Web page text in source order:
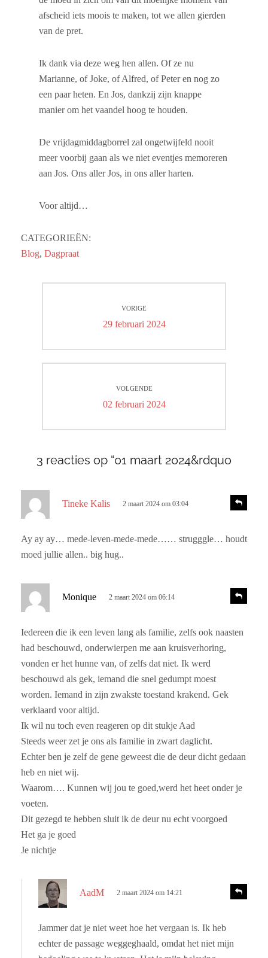
afscheid iets moois te maken, tot we allen gierden
van de pret.
Ik dank via deze weg hen allen. Of ze nu
Marianne, of Joke, of Alfred, of Peter en nog zo
een paar heten. En Jos, dankzij zijn knappe
manier om het vaandel hoog te houden.
De vrijdagmiddagborrel zal ongetwijfeld nooit
meer voorbij gaan als we niet eventjes memoreren
aan Jos. Ons aller Jos, in ons aller harten.
Voor altijd…
CATEGORIEËN:
Blog, Dagpraat
navigatie
VORIGE
Vorig
29 februari 2024
VOLGENDE
Volgend
02 februari 2024
3 reacties op “01 maart 2024&rdquo
Tineke Kalis
r
e
2 maart 2024 om 03:04
Ay ay ay… mede-leven-mede-mede…… strugggle… houdt
moed jullie allen.. big hug..
e
t
Monique
r
e
e
f
:
2 maart 2024 om 06:14
Iedereen die ik een leven lang als familie, zelfs ook naasten
had beschouwd, onderwierpen me aan kruisverhoring,
vonden er het hunne van, of zelfs dat niet. Ik werd
beschouwd als gek, iemand die snel gedumpt moest
worden. Iemand in zijn zwakste toestand krakend. Gek
verklaard voor altijd.
Ik wil nu toch even reageren op dit stukje Aad
Steeds weer zet je ons als familie in zwart daglicht.
Echter ben je zelf de gene geweest die de deur dicht gedaan
heb en niet wij.
Waarom…. Kunnen wij jou te goed,werd het heet onder je
voeten.
Dit gezegd te hebben sluit ik de deur nu echt voorgoed
Het ga je goed
Je nichtje
e
t
AadM
r
e
2 maart 2024 om 14:21
Jammer dat je niet weet hoe het vergaan is. Ik heb
echter de passage weggeghaald, omdat het niet mijn
e